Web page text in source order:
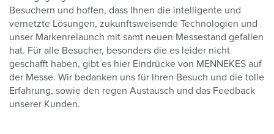
Besuchern und hoffen, dass Ihnen die intelligente und
vernetzte Lösungen, zukunftsweisende Technologien und
unser Markenrelaunch mit samt neuen Messestand gefallen
hat. Für alle Besucher, besonders die es leider nicht
geschafft haben, gibt es hier Eindrücke von MENNEKES auf
der Messe. Wir bedanken uns für Ihren Besuch und die tolle
Erfahrung, sowie den regen Austausch und das Feedback
unserer Kunden.